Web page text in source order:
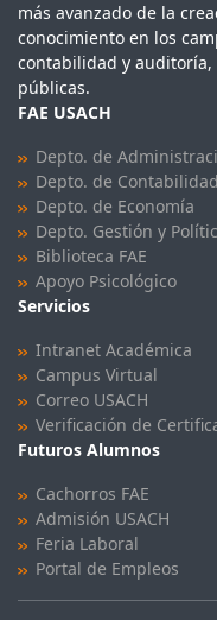
más avanzado de la
conocimiento en los
contabilidad y auditoría,
públicas.
FAE USACH
Depto. de
Depto. de
Depto. de Economía
Depto. Gestión y
Biblioteca FAE
Apoyo Psicológico
Servicios
Intranet Académica
Campus Virtual
Correo USACH
Verificación de
Futuros Alumnos
Cachorros FAE
Admisión USACH
Feria Laboral
Portal de Empleos